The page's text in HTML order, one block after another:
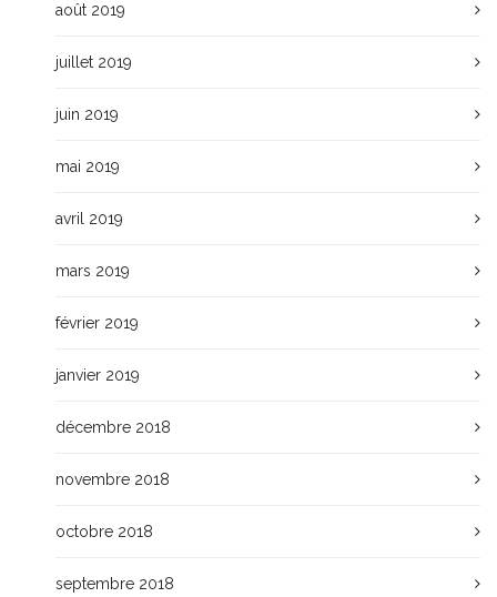
août 2019
juillet 2019
juin 2019
mai 2019
avril 2019
mars 2019
février 2019
janvier 2019
décembre 2018
novembre 2018
octobre 2018
septembre 2018